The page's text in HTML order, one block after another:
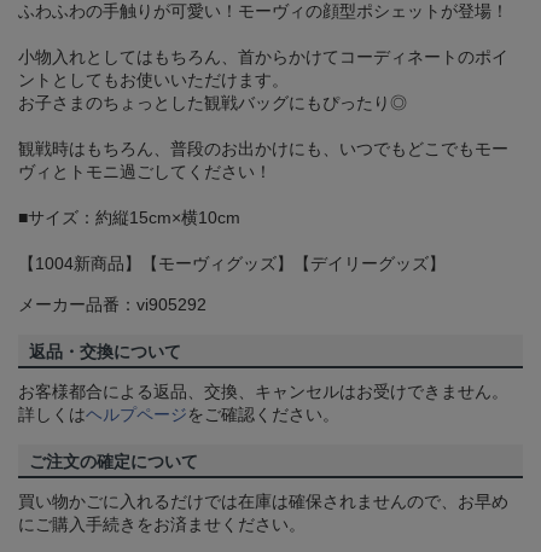
ふわふわの手触りが可愛い！モーヴィの顔型ポシェットが登場！
小物入れとしてはもちろん、首からかけてコーディネートのポイ
ントとしてもお使いいただけます。
お子さまのちょっとした観戦バッグにもぴったり◎
観戦時はもちろん、普段のお出かけにも、いつでもどこでもモー
ヴィとトモニ過ごしてください！
■サイズ：約縦15cm×横10cm
【1004新商品】【モーヴィグッズ】【デイリーグッズ】
メーカー品番：vi905292
返品・交換について
お客様都合による返品、交換、キャンセルはお受けできません。
詳しくはヘルプページをご確認ください。
ご注文の確定について
買い物かごに入れるだけでは在庫は確保されませんので、お早め
にご購入手続きをお済ませください。